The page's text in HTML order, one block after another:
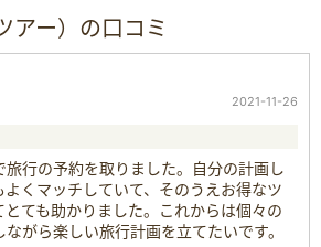
アー）の口コミ
2021-11-26
行の予約を取りました。自分の計画し
くマッチしていて、そのうえお得なツ
ても助かりました。これからは個々の
がら楽しい旅行計画を立てたいです。